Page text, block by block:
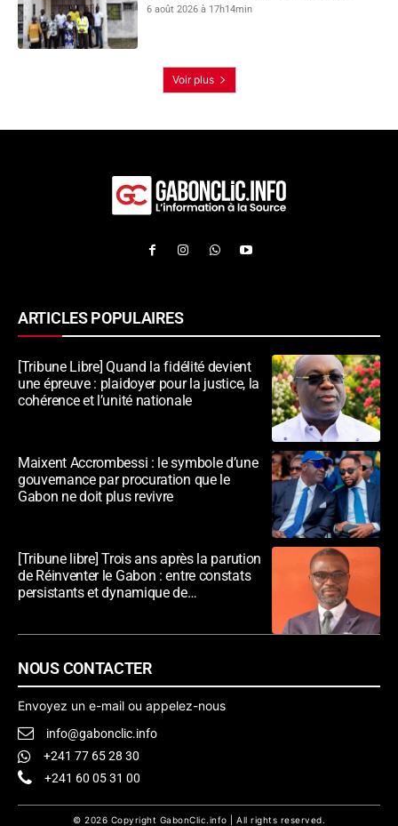
6 août 2026 à 17h14min
Voir plus
ARTICLES POPULAIRES
[Tribune Libre] Quand la fidélité devient
une épreuve : plaidoyer pour la justice, la
cohérence et l’unité nationale
Maixent Accrombessi : le symbole d’une
gouvernance par procuration que le
Gabon ne doit plus revivre
[Tribune libre] Trois ans après la parution
de Réinventer le Gabon : entre constats
persistants et dynamique de
NOUS CONTACTER
Envoyez un e-mail ou appelez-nous
info@gabonclic.info
+241 77 65 28 30
+241 60 05 31 00
© 2026 Copyright GabonClic.info | All rights reserved.